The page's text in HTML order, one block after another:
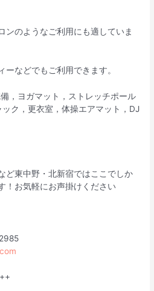
ンのようなご利用にも適していま
などでもご利用できます。
，ヨガマット，ストレッチポール
ク，更衣室，体操エアマット，DJ
ど東中野・北新宿ではここでしか
！お気軽にお声掛けください